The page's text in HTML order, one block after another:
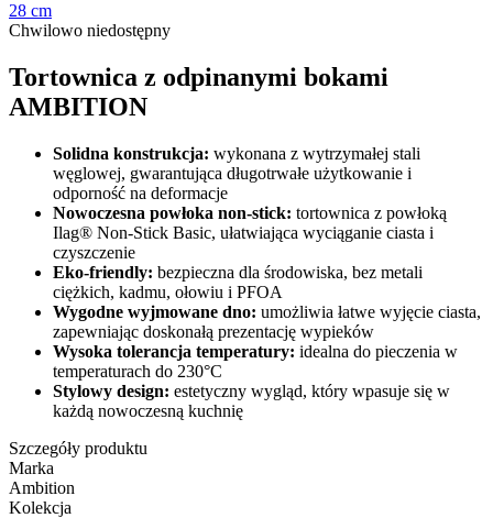
28 cm
Chwilowo niedostępny
Tortownica z odpinanymi bokami
AMBITION
Solidna konstrukcja: wykonana z wytrzymałej stali
węglowej, gwarantująca długotrwałe użytkowanie i
odporność na deformacje
Nowoczesna powłoka non-stick: tortownica z powłoką
Ilag® Non-Stick Basic, ułatwiająca wyciąganie ciasta i
czyszczenie
Eko-friendly: bezpieczna dla środowiska, bez metali
ciężkich, kadmu, ołowiu i PFOA
Wygodne wyjmowane dno: umożliwia łatwe wyjęcie ciasta,
zapewniając doskonałą prezentację wypieków
Wysoka tolerancja temperatury: idealna do pieczenia w
temperaturach do 230°C
Stylowy design: estetyczny wygląd, który wpasuje się w
każdą nowoczesną kuchnię
Szczegóły produktu
Marka
Ambition
Kolekcja